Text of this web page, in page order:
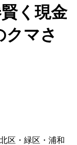
く現金
クマさ
区・緑区・浦和